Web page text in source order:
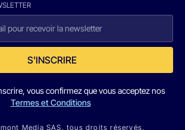
S'INSCRIRE
vous confirmez que vous acceptez nos
Termes et Conditions
Media SAS. tous droits réservés.